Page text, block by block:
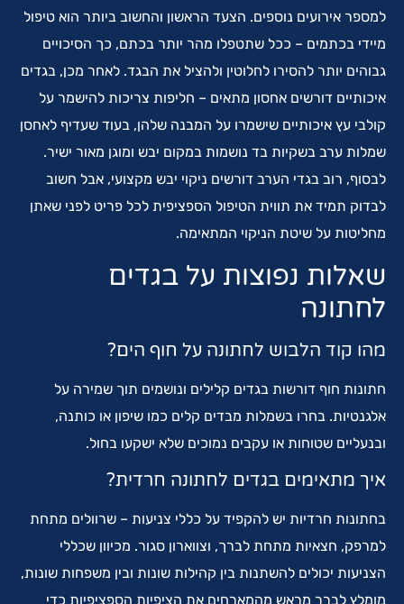
למספר אירועים נוספים. הצעד הראשון והחשוב ביותר הוא טיפול
מיידי בכתמים – ככל שתטפלו מהר יותר בכתם, כך הסיכויים
גבוהים יותר להסירו לחלוטין ולהציל את הבגד. לאחר מכן, בגדים
איכותיים דורשים אחסון מתאים – חליפות צריכות להישמר על
קולבי עץ איכותיים שישמרו על המבנה שלהן, בעוד שעדיף לאחסן
שמלות ערב בשקיות בד נושמות במקום יבש ומוגן מאור ישיר.
לבסוף, רוב בגדי הערב דורשים ניקוי יבש מקצועי, אבל חשוב
לבדוק תמיד את תווית הטיפול הספציפית לכל פריט לפני שאתן
מחליטות על שיטת הניקוי המתאימה.
שאלות נפוצות על בגדים
לחתונה
מהו קוד הלבוש לחתונה על חוף הים?
חתונות חוף דורשות בגדים קלילים ונושמים תוך שמירה על
אלגנטיות. בחרו בשמלות מבדים קלים כמו שיפון או כותנה,
ובנעליים שטוחות או עקבים נמוכים שלא ישקעו בחול.
איך מתאימים בגדים לחתונה חרדית?
בחתונות חרדיות יש להקפיד על כללי צניעות – שרוולים מתחת
למרפק, חצאיות מתחת לברך, וצווארון סגור. מכיוון שכללי
הצניעות יכולים להשתנות בין קהילות שונות ובין משפחות שונות,
מומלץ לברר מראש מהמארחים את הציפיות הספציפיות כדי